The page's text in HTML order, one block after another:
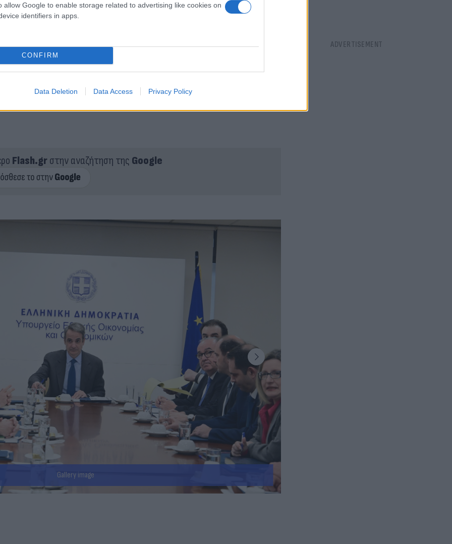
allow Google to enable storage related to advertising like cookies on
identifiers in apps.
CONFIRM
Data Deletion Data Access Privacy Policy
Flash.grστην αναζήτηση της Google
Gallery image